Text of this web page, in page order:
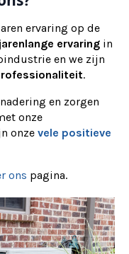
ervaring op de
jarenlange ervaring in
en we zijn
.
en zorgen
onze
onze vele positieve
ons pagina.